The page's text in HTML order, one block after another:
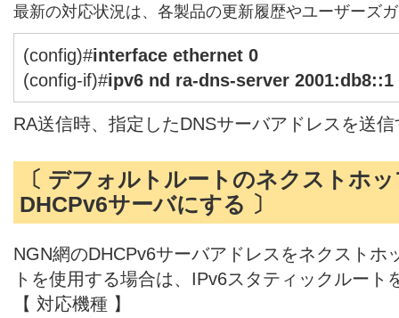
最新の対応状況は、各製品の更新履歴やユーザーズ
(config)#interface ethernet 0
(config-if)#ipv6 nd ra-dns-server 2001:db8::1
RA送信時、指定したDNSサーバアドレスを送
〔 デフォルトルートのネクストホ
DHCPv6サーバにする 〕
NGN網のDHCPv6サーバアドレスをネクストホ
トを使用する場合は、IPv6スタティックルート
【 対応機種 】